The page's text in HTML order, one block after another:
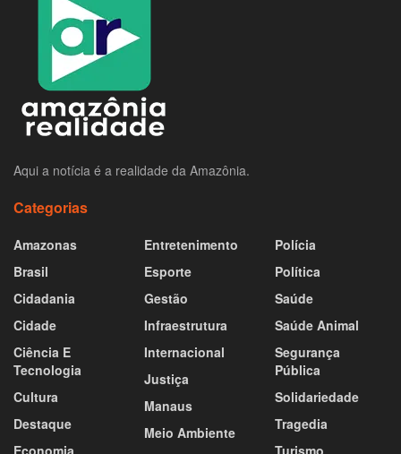
Aqui a notícia é a realidade da Amazônia.
Categorias
Amazonas
Brasil
Cidadania
Cidade
Ciência E
Tecnologia
Cultura
Destaque
Economia
Entretenimento
Esporte
Gestão
Infraestrutura
Internacional
Justiça
Manaus
Meio Ambiente
Polícia
Política
Saúde
Saúde Animal
Segurança
Pública
Solidariedade
Tragedia
Turismo